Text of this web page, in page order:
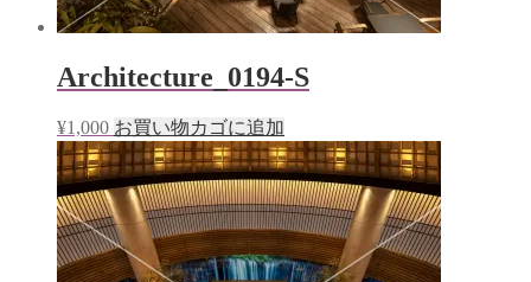
Architecture_0194-S
¥1,000 お買い物カゴに追加